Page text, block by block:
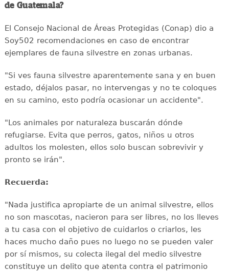
de Guatemala?
El Consejo Nacional de Áreas Protegidas (Conap) dio a
Soy502 recomendaciones en caso de encontrar
ejemplares de fauna silvestre en zonas urbanas.
"Si ves fauna silvestre aparentemente sana y en buen
estado, déjalos pasar, no intervengas y no te coloques
en su camino, esto podría ocasionar un accidente".
"Los animales por naturaleza buscarán dónde
refugiarse. Evita que perros, gatos, niños u otros
adultos los molesten, ellos solo buscan sobrevivir y
pronto se irán".
Recuerda:
"Nada justifica apropiarte de un animal silvestre, ellos
no son mascotas, nacieron para ser libres, no los lleves
a tu casa con el objetivo de cuidarlos o criarlos, les
haces mucho daño pues no luego no se pueden valer
por sí mismos, su colecta ilegal del medio silvestre
constituye un delito que atenta contra el patrimonio